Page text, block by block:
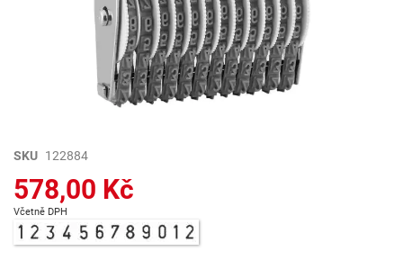
Přeskočit
začátek
galerie
s
obrázky
SKU 122884
578,00 Kč
Včetně DPH